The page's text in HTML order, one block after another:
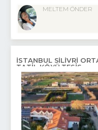
MELTEM ÖNDER
İSTANBUL SİLİVRİ
TATİL KÖYÜ TESİS